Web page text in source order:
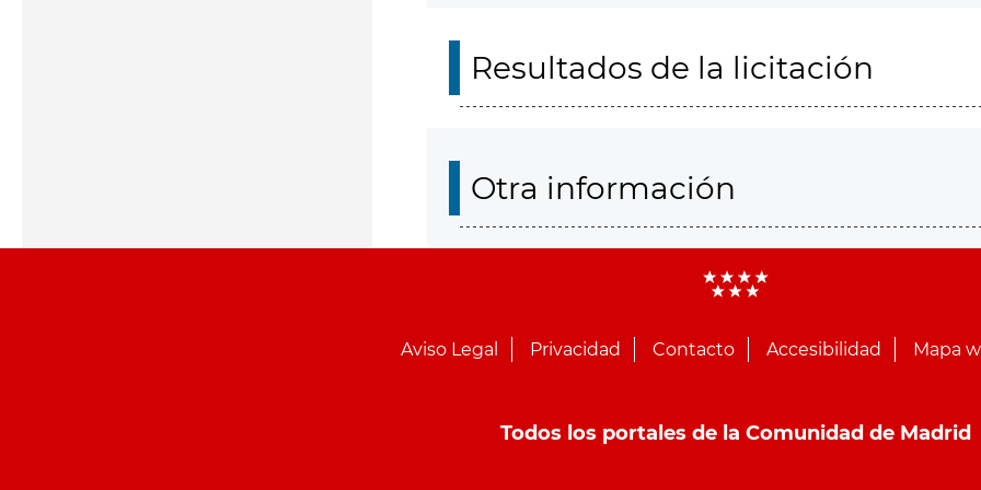
Resultados de la licitación
Otra información
Aviso Legal Privacidad Contacto Accesibilidad Mapa
Todos los portales de la Comunidad de Madrid